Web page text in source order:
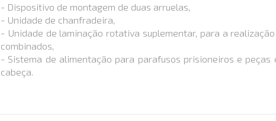
- Dispositivo de montagem de duas arruelas,
- Unidade de chanfradeira,
- Unidade de laminação rotativa suplementar, para a
combinados,
- Sistema de alimentação para parafusos prisioneiros e peças
cabeça.